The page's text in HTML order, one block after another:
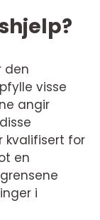
den
visse
angir
kvalifisert for
en
i